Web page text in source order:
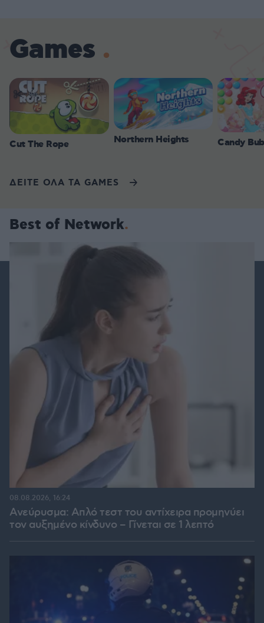
Games
Cut The Rope Northern Heights Candy
ΔΕΙΤΕ ΟΛΑ ΤΑ GAMES
Best of Network
Ανεύρυσμα: Απλό τεστ του αντίχειρα προμηνύει
τον αυξημένο κίνδυνο – Γίνεται σε 1 λεπτό
08.08.2026, 16:24